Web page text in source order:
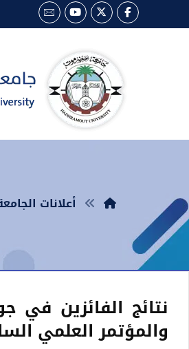
أعلانات
نتائج الفائزين في
والمؤتمر العلمي